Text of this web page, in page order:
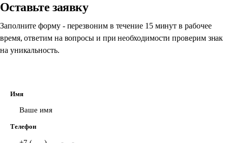
Оставьте заявку
Заполните форму - перезвоним в течение 15 минут в рабочее
время, ответим на вопросы и при необходимости проверим знак
на уникальность.
Имя
Телефон